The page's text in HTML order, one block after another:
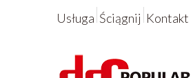
Usługa Ściągnij Kontakt